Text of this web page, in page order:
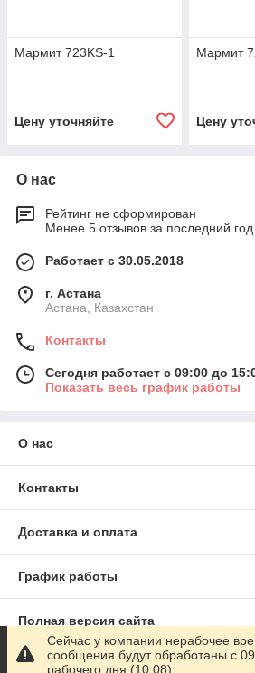
Мармит 723KS-1
Цену уточняйте
Мармит
Цену
О нас
Рейтинг не сформирован
Менее 5 отзывов за последний год
Работает с 30.05.2018
г. Астана
Астана, Казахстан
Контакты
Сегодня работает с 09:00 до
Показать весь график работы
О нас
Контакты
Доставка и оплата
График работы
Полная версия сайта
Сайт создан на маркетплейсе
Сейчас у компании нерабочее
сообщения будут обработаны с
рабочего дня (10.08)